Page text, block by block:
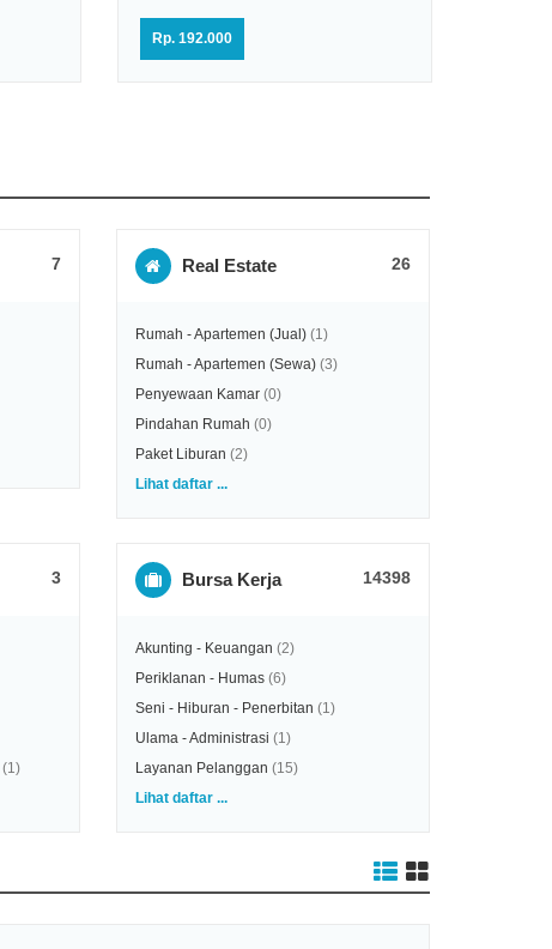
Rp. 192.000
7 Real Estate 26
Rumah - Apartemen (Jual) (1)
Rumah - Apartemen (Sewa) (3)
Penyewaan Kamar (0)
Pindahan Rumah (0)
Paket Liburan (2)
Lihat daftar ...
3
(1)
Bursa Kerja 14398
Akunting - Keuangan (2)
Periklanan - Humas (6)
Seni - Hiburan - Penerbitan (1)
Ulama - Administrasi (1)
Layanan Pelanggan (15)
Lihat daftar ...